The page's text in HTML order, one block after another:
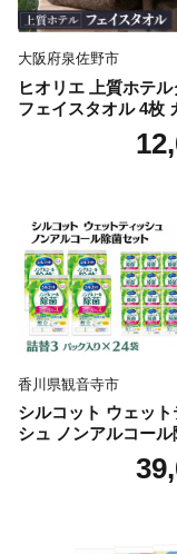
大阪府泉佐野市
ヒオリエ 上質ホテ
フェイスタオル 4枚
【タオル 泉州タオル
段使い 無地 シンプ
香川県観音寺市
シルコット ウェット
シュ ノンアルコール
替（43枚×3P）×24袋
おもちゃ 拭き取り